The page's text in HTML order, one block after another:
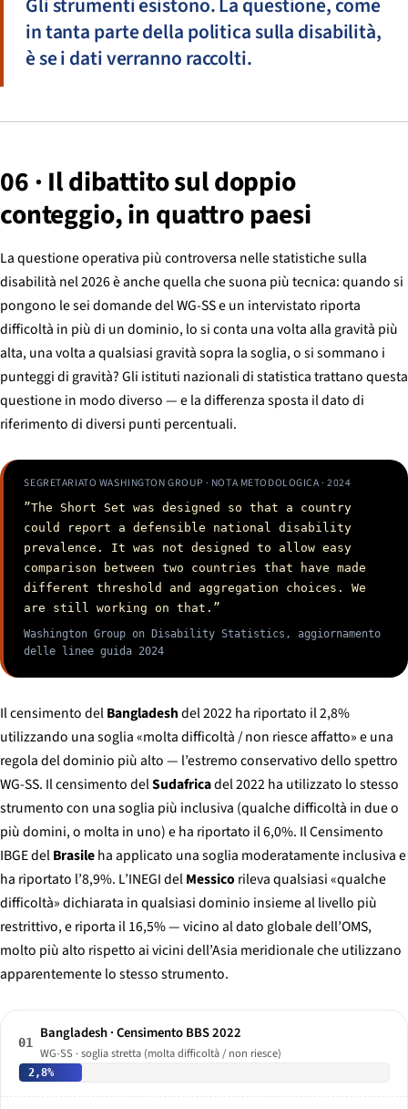
in tanta parte della politica sulla disabilità,
è se i dati verranno raccolti.
06 · Il dibattito sul doppio
conteggio, in quattro paesi
La questione operativa più controversa nelle statistiche sulla
disabilità nel 2026 è anche quella che suona più tecnica: quando si
pongono le sei domande del WG-SS e un intervistato riporta
difficoltà in più di un dominio, lo si conta una volta alla gravità più
alta, una volta a qualsiasi gravità sopra la soglia, o si sommano i
punteggi di gravità? Gli istituti nazionali di statistica trattano questa
questione in modo diverso — e la differenza sposta il dato di
riferimento di diversi punti percentuali.
SEGRETARIATO WASHINGTON GROUP · NOTA METODOLOGICA · 2024
”The Short Set was designed so that a country
could report a defensible national disability
prevalence. It was not designed to allow easy
comparison between two countries that have made
different threshold and aggregation choices. We
are still working on that.”
Washington Group on Disability Statistics, aggiornamento
delle linee guida 2024
Il censimento delBangladeshdel 2022 ha riportato il 2,8%
utilizzando una soglia «molta difficoltà / non riesce affatto» e una
regola del dominio più alto — l’estremo conservativo dello spettro
WG-SS. Il censimento delSudafricadel 2022 ha utilizzato lo stesso
strumento con una soglia più inclusiva (qualche difficoltà in due o
più domini, o molta in uno) e ha riportato il 6,0%. Il Censimento
IBGE delBrasileha applicato una soglia moderatamente inclusiva e
ha riportato l’8,9%. L’INEGI delMessicorileva qualsiasi «qualche
difficoltà» dichiarata in qualsiasi dominio insieme al livello più
restrittivo, e riporta il 16,5% — vicino al dato globale dell’OMS,
molto più alto rispetto ai vicini dell’Asia meridionale che utilizzano
apparentemente lo stesso strumento.
01
Bangladesh · Censimento BBS 2022
WG-SS · soglia stretta (molta difficoltà / non riesce)
2,8%